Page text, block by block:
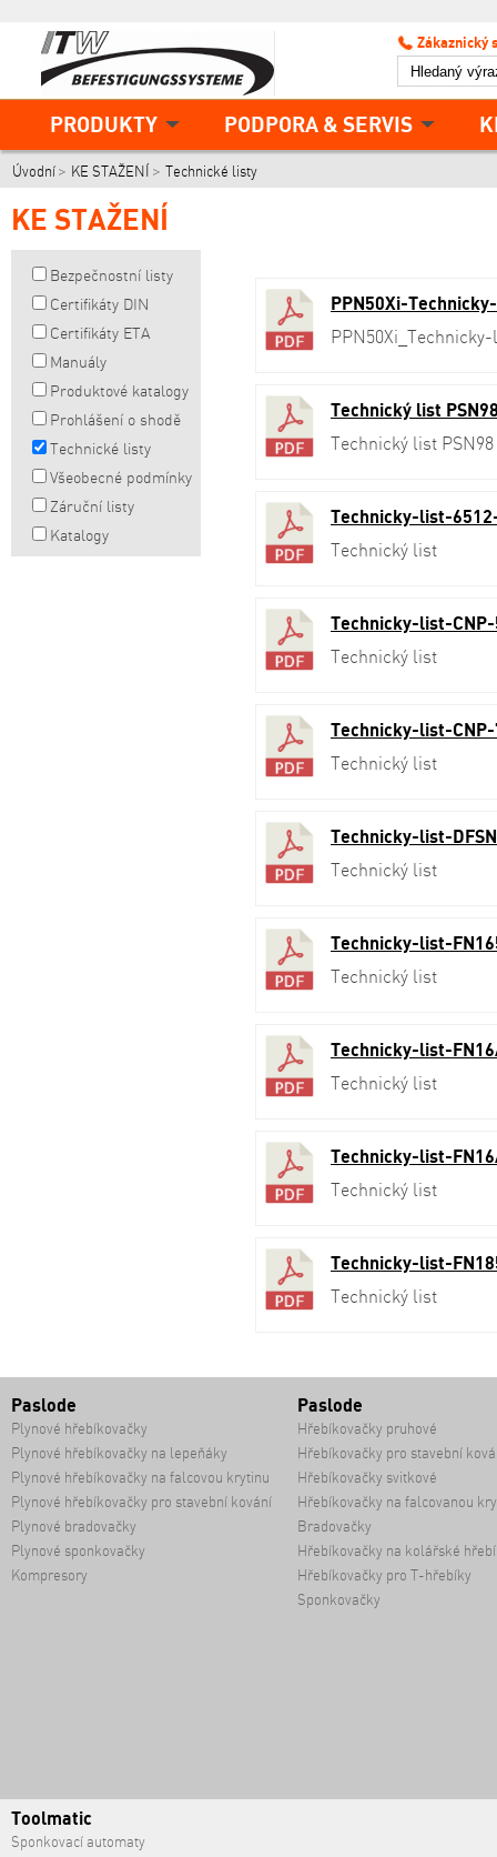
PRODUKTY PODPORA & SERVIS
Zákaznický
Úvodní KE STAŽENÍ Technické listy
KE STAŽENÍ
Bezpečnostní listy
Certifikáty DIN
Certifikáty ETA
Manuály
Produktové katalogy
Prohlášení o shodě
Technické listy
Všeobecné podmínky
Záruční listy
Katalogy
PPN50Xi-
PPN50Xi_Technicky-
Technický list
Technický list PSN98
Technicky-list-
Technický list
Technicky-list-
Technický list
Technicky-list-
Technický list
Technicky-list-
Technický list
Technicky-list-
Technický list
Technicky-list-
Technický list
Technicky-list-
Technický list
Technicky-list-
Technický list
Paslode
Plynové hřebíkovačky
Plynové hřebíkovačky na lepeňáky
Plynové hřebíkovačky na falcovou krytinu
Plynové hřebíkovačky pro stavební kování
Plynové bradovačky
Plynové sponkovačky
Kompresory
Paslode
Hřebíkovačky pruhové
Hřebíkovačky pro stavební
Hřebíkovačky svitkové
Hřebíkovačky na falcovanou
Bradovačky
Hřebíkovačky na kolářské
Hřebíkovačky pro T-hřebíky
Sponkovačky
Toolmatic
Sponkovací automaty